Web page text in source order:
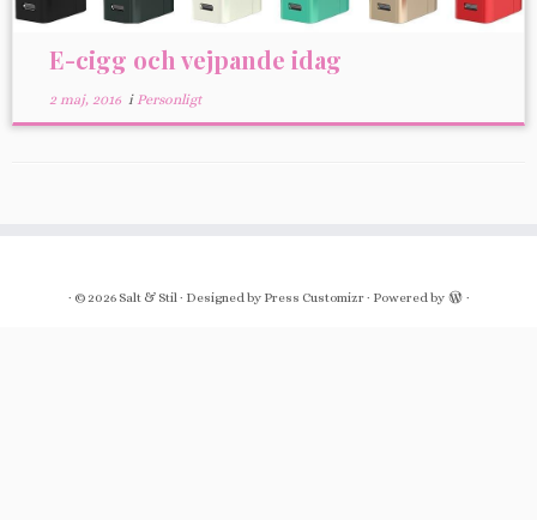
E-cigg och vejpande idag
2 maj, 2016i Personligt
· © 2026 Salt & Stil· Designed by Press Customizr· Powered by ·